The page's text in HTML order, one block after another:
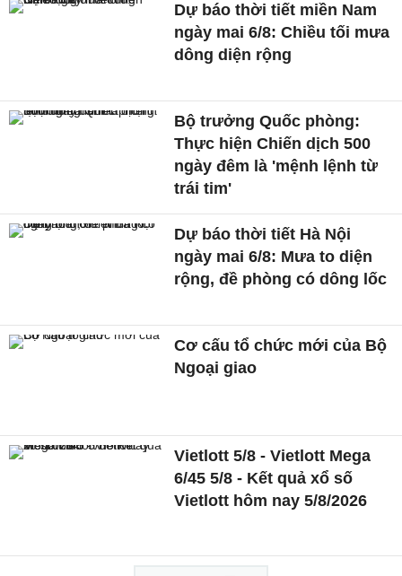
Dự báo thời tiết miền Nam
ngày mai 6/8: Chiều tối mưa
dông diện rộng
Bộ trưởng Quốc phòng:
Thực hiện Chiến dịch 500
ngày đêm là 'mệnh lệnh từ
trái tim'
Dự báo thời tiết Hà Nội
ngày mai 6/8: Mưa to diện
rộng, đề phòng có dông lốc
Cơ cấu tổ chức mới của Bộ
Ngoại giao
Vietlott 5/8 - Vietlott Mega
6/45 5/8 - Kết quả xổ số
Vietlott hôm nay 5/8/2026